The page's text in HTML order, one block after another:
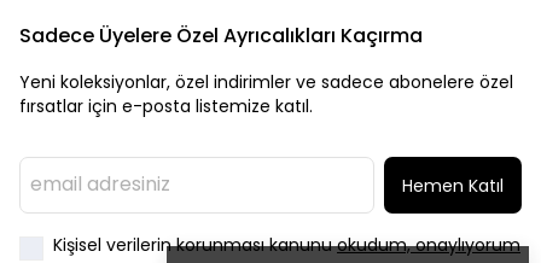
Sadece Üyelere Özel Ayrıcalıkları Kaçırma
Yeni koleksiyonlar, özel indirimler ve sadece abonelere özel
fırsatlar için e-posta listemize katıl.
Hemen Katıl
Kişisel verilerin korunması kanunuokudum, onaylıyorum